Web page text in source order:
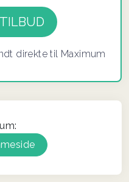
direkte til Maximum